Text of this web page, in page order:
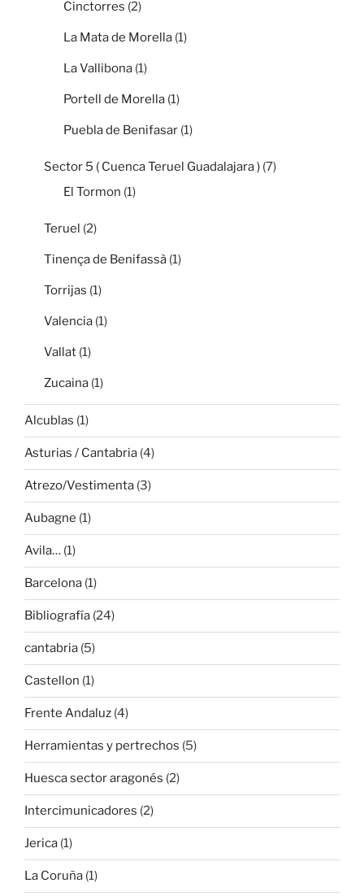
Cinctorres (2)
La Mata de Morella (1)
La Vallibona (1)
Portell de Morella (1)
Puebla de Benifasar (1)
Sector 5 ( Cuenca Teruel Guadalajara ) (7)
El Tormon (1)
Teruel (2)
Tinença de Benifassà (1)
Torrijas (1)
Valencia (1)
Vallat (1)
Zucaina (1)
Alcublas (1)
Asturias / Cantabria (4)
Atrezo/Vestimenta (3)
Aubagne (1)
Avila… (1)
Barcelona (1)
Bibliografía (24)
cantabria (5)
Castellon (1)
Frente Andaluz (4)
Herramientas y pertrechos (5)
Huesca sector aragonés (2)
Intercimunicadores (2)
Jerica (1)
La Coruña (1)